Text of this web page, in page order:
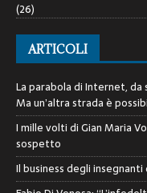
(26)
ARTICOLI
La parabola di Internet,
Ma un’altra strada è
I mille volti di Gian Maria
sospetto
Il business degli